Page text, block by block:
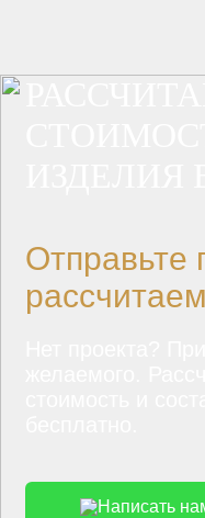
ИЗДЕЛИЯ
Отправьте
Написать